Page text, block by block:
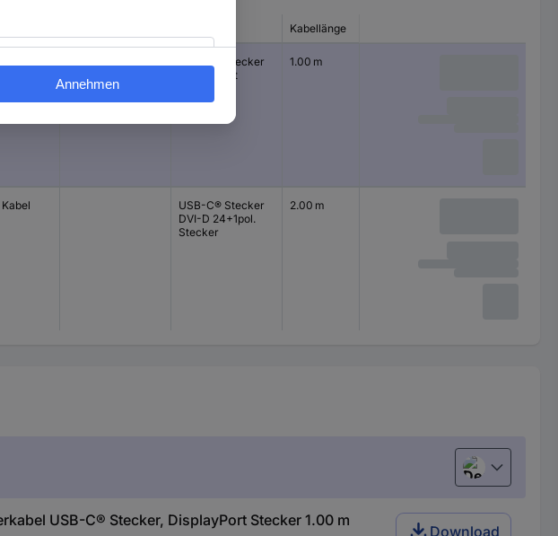
Kabellänge
USB-C® Stecker
DisplayPort
1.00 m
USB-C® Stecker
DVI-D 24+1pol.
Stecker
2.00 m
Deutsch
USB-C® Stecker, DisplayPort Stecker 1.00 m
Download